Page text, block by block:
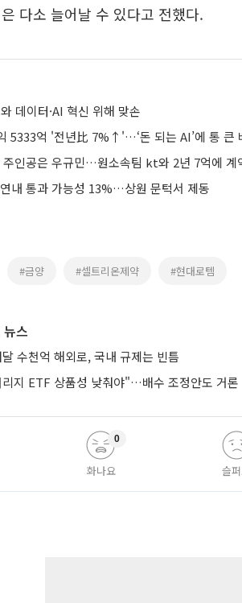
다소 늘어날 수 있다고 전했다.
데이터·AI 혁신 위해 맞손
5333억 '전년比 7%↑'…‘돈 되는 AI’에 통 큰
주인공은 우규민…원소속팀 kt와 2년 7억에 계
내 통과 가능성 13%…상원 문턱서 제동
#금양 #셀트리온제약 #현대로템
스
수천억 해외로, 국내 규제는 빈틈
지 ETF 상품성 낮춰야"…배수 조정안도 거론
화나요
0
슬